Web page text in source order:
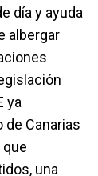
día y ayuda
albergar
ya
de Canarias
una